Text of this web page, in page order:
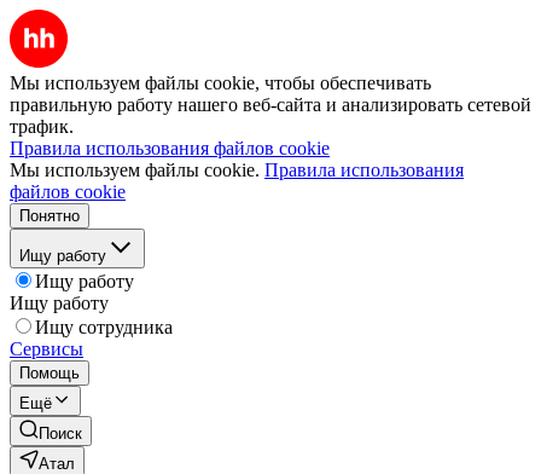
Мы используем файлы cookie, чтобы обеспечивать
правильную работу нашего веб-сайта и анализировать сетевой
трафик.
Правила использования файлов cookie
Мы используем файлы cookie. Правила использования
файлов cookie
Понятно
Ищу работу
Ищу работу
Ищу работу
Ищу сотрудника
Сервисы
Помощь
Ещё
Поиск
Атал